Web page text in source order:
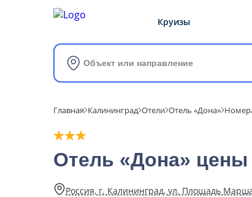
Круизы
Объект или направление
Главная Калининград Отели Отель «Дона»
Отель «Дона» цены
Россия, г. Калининград, ул. Площадь